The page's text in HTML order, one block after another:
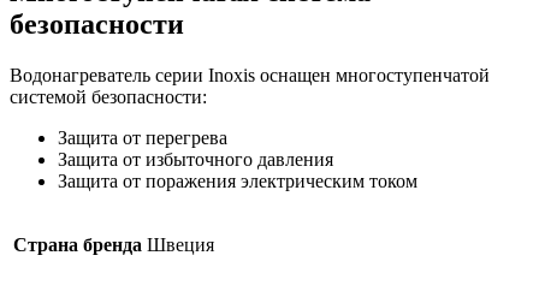
безопасности
Водонагреватель серии Inoxis оснащен многоступенчатой
системой безопасности:
Защита от перегрева
Защита от избыточного давления
Защита от поражения электрическим током
Страна бренда Швеция